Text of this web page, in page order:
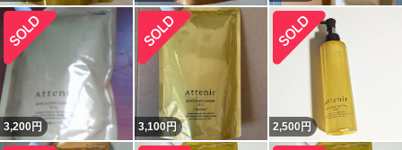
3,200円 3,100円 2,500 円